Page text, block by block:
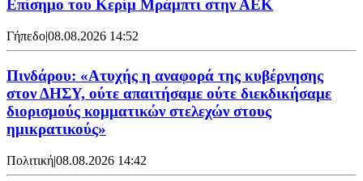
Επίσημο του Κερίμ Μράμπτι στην ΑΕK
Γήπεδο|08.08.2026 14:52
Πινδάρου: «Ατυχής η αναφορά της κυβέρνησης
στον ΔΗΣΥ, ούτε απαιτήσαμε ούτε διεκδικήσαμε
διορισμούς κομματικών στελεχών στους
ημικρατικούς»
Πολιτική|08.08.2026 14:42